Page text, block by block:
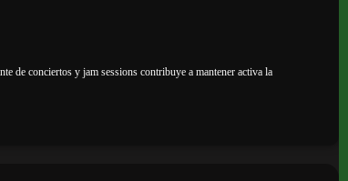
de conciertos y jam sessions contribuye a mantener activa la